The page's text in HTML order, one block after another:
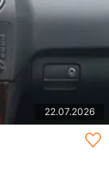
22.07.2026